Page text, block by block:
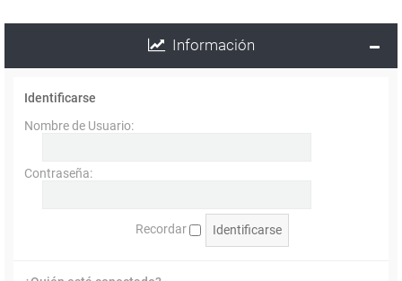
Información
Identificarse
Nombre de Usuario:
Contraseña:
Recordar